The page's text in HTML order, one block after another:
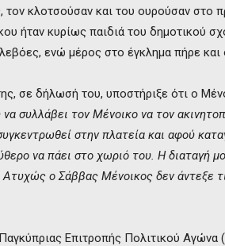
τον κλοτσούσαν και του ουρούσαν στο
ήταν κυρίως παιδιά του δημοτικού
ενώ μέρος στο έγκλημα πήρε και
σε δήλωσή του, υποστήριξε ότι ο
συλλάβει τον Μένοικο να τον
στην πλατεία και αφού
να πάει στο χωριό του. Η διαταγή
ο Σάββας Μένοικος δεν άντεξε
Επιτροπής Πολιτικού